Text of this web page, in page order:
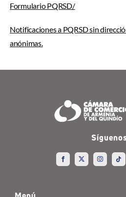
Formulario PQRSD/
Notificaciones a PQRSD sin
anónimas.